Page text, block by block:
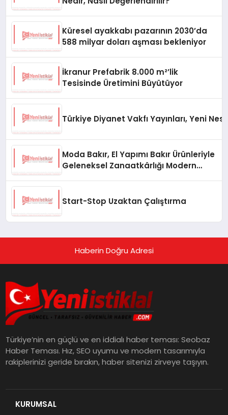
Küresel ayakkabı pazarının 2030’da
588 milyar doları aşması bekleniyor
İkranur Prefabrik 8.000 m²’lik
Tesisinde Üretimini Büyütüyor
Türkiye Diyanet Vakfı Yayınları, Yeni
Moda Bakır, El Yapımı Bakır Ürünleriyle
Geleneksel Zanaatkârlığı Modern
Start-Stop Uzaktan Çalıştırma
Haberin Doğru Adresi
Türkiye’nin en güçlü ve en iddialı haber teması: Seobaz
Haber Teması. Hız, SEO uyumu ve modern tasarımıyla
rakiplerinizi geride bırakın, haber sitenizi zirveye taşıyın.
KURUMSAL